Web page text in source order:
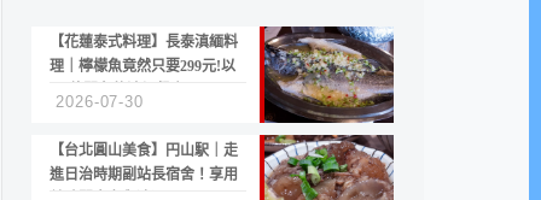
【花蓮泰式料理】長泰滇緬料
理｜檸檬魚竟然只要299元!以
2026-07-30
【台北圓山美食】円山駅｜走
進日治時期副站長宿舍！享用